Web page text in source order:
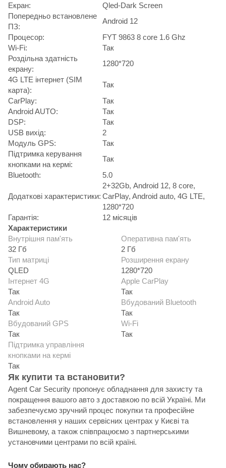
Екран:
Qled-Dark Screen
Попередньо встановлене
ПЗ:
Android 12
Процесор:
FYT 9863 8 core 1.6 Ghz
Wi-Fi:
Так
Роздільна здатність
екрану:
1280*720
4G LTE інтернет (SIM
карта):
Так
CarPlay:
Так
Android AUTO:
Так
DSP:
Так
USB вихід:
2
Модуль GPS:
Так
Підтримка керування
кнопками на кермі:
Так
Bluetooth:
5.0
Додаткові характеристики:
2+32Gb, Android 12, 8 core,
CarPlay, Android auto, 4G LTE,
1280*720
Гарантія:
12 місяців
Характеристики
Внутрішня пам'ять
32 Гб
Оперативна пам'ять
2 Гб
Тип матриці
QLED
Розширення екрану
1280*720
Інтернет 4G
Так
Apple CarPlay
Так
Android Auto
Так
Вбудований Bluetooth
Так
Вбудований GPS
Так
Wi-Fi
Так
Підтримка управління
кнопками на кермі
Так
Як купити та встановити?
Agent Car Security пропонує обладнання для захисту та
покращення вашого авто з доставкою по всій Україні. Ми
забезпечуємо зручний процес покупки та професійне
встановлення у наших сервісних центрах у Києві та
Вишневому, а також співпрацюємо з партнерськими
установчими центрами по всій країні.
Чому обирають нас?